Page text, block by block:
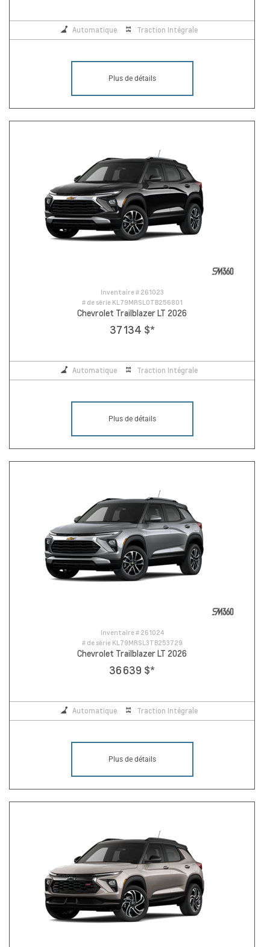
Automatique Traction Intégrale
Plus de détails
Inventaire # 261023
# de série KL79MRSL0TB256801
Chevrolet Trailblazer LT 2026
37 134 $*
Automatique Traction Intégrale
Plus de détails
Inventaire # 261024
# de série KL79MRSL3TB253729
Chevrolet Trailblazer LT 2026
36 639 $*
Automatique Traction Intégrale
Plus de détails